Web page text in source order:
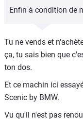
Enfin à condition de
Tu ne vends et
ça, tu sais bien que
ton dos.
Et ce machin ici
Scenic by BMW.
Vu qu'il n'est pas